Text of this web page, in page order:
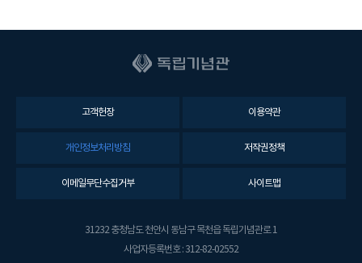
고객헌장 이용약관
개인정보처리방침 저작권정책
이메일무단수집거부 사이트맵
31232 충청남도 천안시 동남구 목천읍 독립기념관로 1
사업자등록번호 : 312-82-02552